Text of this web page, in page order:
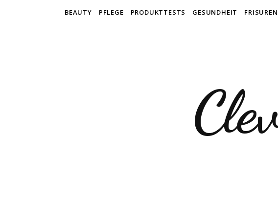
BEAUTY PFLEGE PRODUKTTESTS GESUNDHEIT FRISUREN